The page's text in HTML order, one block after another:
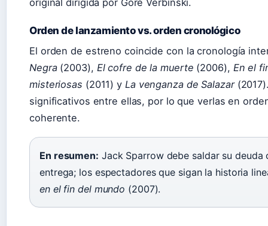
original dirigida por Gore Verbinski.
Orden de lanzamiento vs. orden cronológico
El orden de estreno coincide con la cronología
Negra(2003), El cofre de la muerte (2006), En el
misteriosas (2011) y La venganza de Salazar
significativos entre ellas, por lo que verlas en
coherente.
En resumen: Jack Sparrow debe saldar su
entrega; los espectadores que sigan la historia
en el fin del mundo (2007).